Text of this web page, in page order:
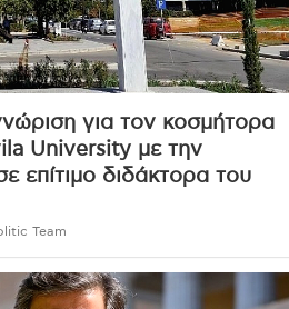
για τον κοσμήτορα
University με την
επίτιμο διδάκτορα του
Team